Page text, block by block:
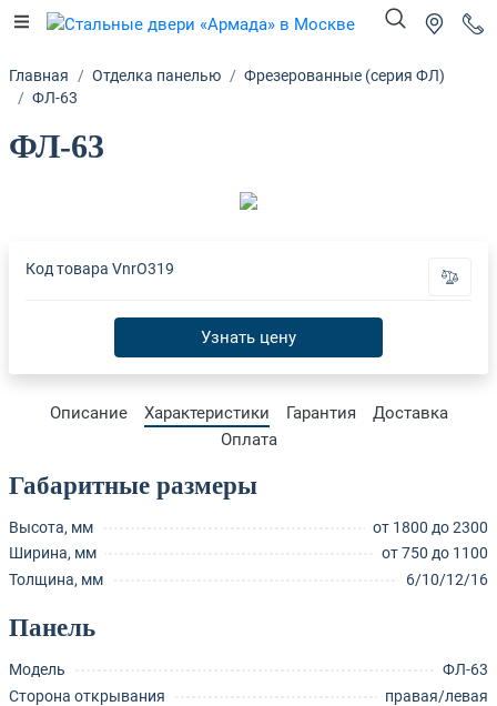
Главная Отделка панелью
Фрезерованные (серия ФЛ)
ФЛ-63
ФЛ-63
Описание Характеристики Гарантия
Доставка
Оплата
Габаритные размеры
Высота, мм
от 1800 до 2300
Ширина, мм
от 750 до 1100
Толщина, мм
6/10/12/16
Панель
Модель
ФЛ-63
Сторона открывания
правая/левая
Код товара VnrO319
Узнать цену